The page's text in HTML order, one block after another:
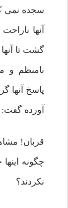
سجده نمی
آنها
گشت تا
نامنظم و
پاسخ آنها
آورده گفت:
قربان!
چگونه
نکردند؟